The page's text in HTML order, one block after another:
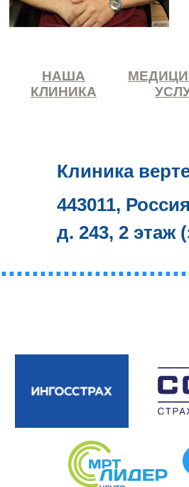
НАША
КЛИНИКА
Клиника
443011,
д. 243, 2 этаж